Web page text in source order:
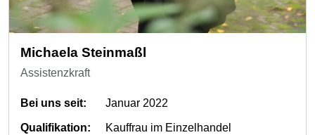
Michaela Steinmaßl
Assistenzkraft
Bei uns seit: Januar 2022
Qualifikation: Kauffrau im Einzelhandel